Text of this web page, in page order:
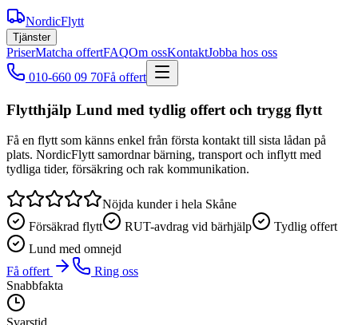
NordicFlytt
Tjänster
PriserMatcha offertFAQOm ossKontaktJobba hos oss
010-660 09 70Få offert
Flytthjälp Lund med tydlig offert och trygg flytt
Få en flytt som känns enkel från första kontakt till sista lådan på
plats. NordicFlytt samordnar bärning, transport och inflytt med
tydliga tider, försäkring och rak kommunikation.
Nöjda kunder i hela Skåne
Försäkrad flytt
RUT-avdrag vid bärhjälp
Tydlig offert
Lund med omnejd
Få offert
Ring oss
Snabbfakta